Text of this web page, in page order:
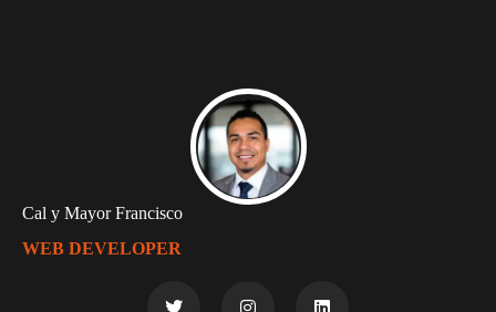
Cal y Mayor Francisco
WEB DEVELOPER